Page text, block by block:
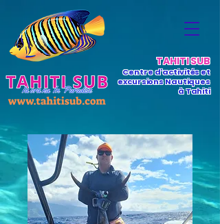
TAHITI SUB
Centre d'activités et
excursions Nautiques
à Tahiti